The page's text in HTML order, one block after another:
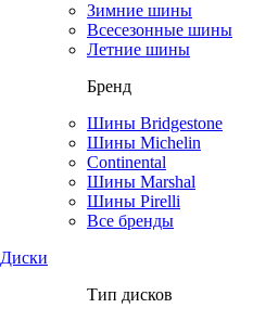
Зимние шины
Всесезонные шины
Летние шины
Бренд
Шины Bridgestone
Шины Michelin
Continental
Шины Marshal
Шины Pirelli
Все бренды
Диски
Тип дисков